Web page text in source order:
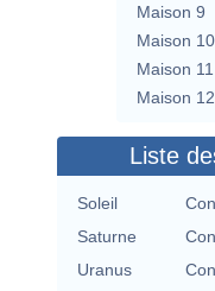
Maison 9
Maison 10
Maison 11
Maison 12
Liste
Soleil
Saturne
Uranus